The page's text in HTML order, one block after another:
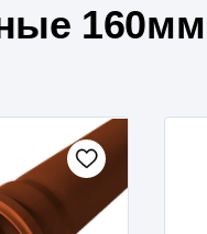
160мм